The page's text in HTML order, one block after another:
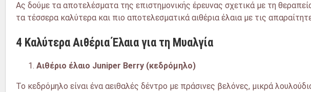
Ας δούμε τα αποτελέσματα της επιστημονικής έρευνας σχετικά με τη
τα τέσσερα καλύτερα και πιο αποτελεσματικά αιθέρια έλαια με τις
4 Καλύτερα Αιθέρια Έλαια για τη Μυαλγία
Αιθέριο έλαιο Juniper Berry (κεδρόμηλο)
Το κεδρόμηλο είναι ένα αειθαλές δέντρο με πράσινες βελόνες, μικρά